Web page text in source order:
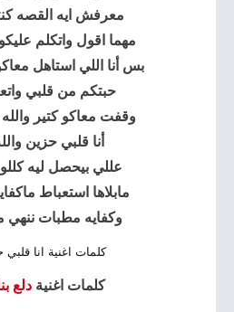
معرفش ايه القصه
مهما اقول واتكلم
بس أنا اللي استاهل
حبتكم من قلبي
وقفت معاكو كتير
أنا قلبي حزين
عللي بيحصل ليه
مابلاها استعباط
وكفايه مطبات ننهي
كلمات اغنية انا قلبي
كلمات اغنية دلع